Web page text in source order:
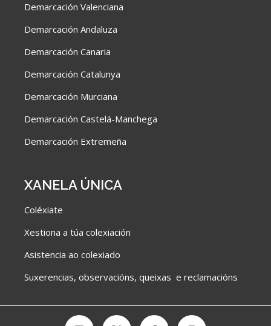
Demarcación Valenciana
Demarcación Andaluza
Demarcación Canaria
Demarcación Catalunya
Demarcación Murciana
Demarcación Castelá-Manchega
Demarcación Extremeña
XANELA ÚNICA
Coléxiate
Xestiona a túa colexiación
Asistencia ao colexiado
Suxerencias, observacións, queixas e reclamacións